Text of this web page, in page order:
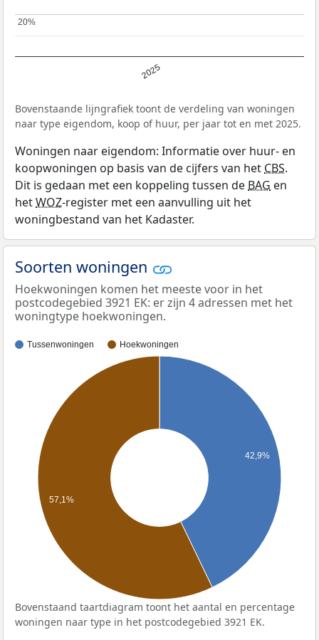
2025
20%
20%
Bovenstaande lijngrafiek toont de verdeling van woningen
naar type eigendom, koop of huur, per jaar tot en met 2025.
Woningen naar eigendom: Informatie over huur- en
koopwoningen op basis van de cijfers van hetCBS.
Dit is gedaan met een koppeling tussen deBAG en
hetWOZ-register met een aanvulling uit het
woningbestand van het Kadaster.
Soorten woningen
Hoekwoningen komen het meeste voor in het
postcodegebied 3921 EK: er zijn 4 adressen met het
woningtype hoekwoningen.
Tussenwoningen Hoekwoningen
42,9%
57,1%
Bovenstaand taartdiagram toont het aantal en percentage
woningen naar type in het postcodegebied 3921 EK.